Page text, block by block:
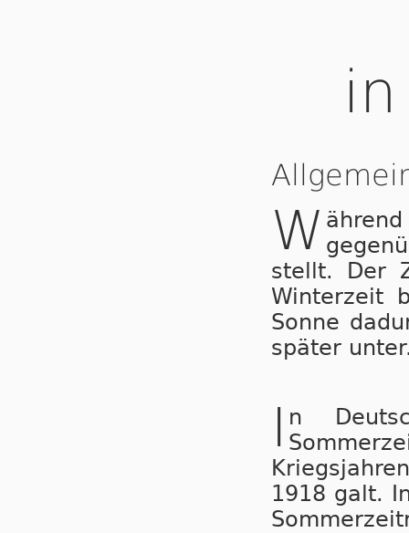
W
stellt. Der
Winterzeit
Sonne
später
I n
1918 galt.